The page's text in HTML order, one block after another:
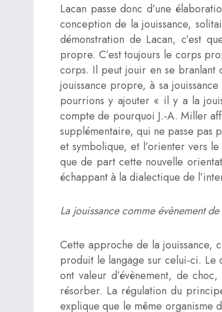
Lacan passe donc d’une
conception de la jouissance,
démonstration de Lacan, c’est
propre. C’est toujours le corps
corps. Il peut jouir en se branlant
jouissance propre, à sa jouissance
pourrions y ajouter « il y a la
compte de pourquoi J.-A. Miller
supplémentaire, qui ne passe pas
et symbolique, et l’orienter vers
que de part cette nouvelle
échappant à la dialectique de
La jouissance comme évènement
Cette approche de la jouissance,
produit le langage sur celui-ci. Le
ont valeur d’évènement, de
résorber. La régulation du
explique que le même organisme